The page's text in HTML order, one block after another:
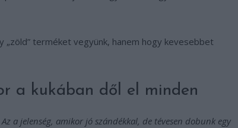
„zöld” terméket vegyünk, hanem hogy kevesebbet
a kukában dől el minden
a jelenség, amikor jó szándékkal, de tévesen dobunk egy